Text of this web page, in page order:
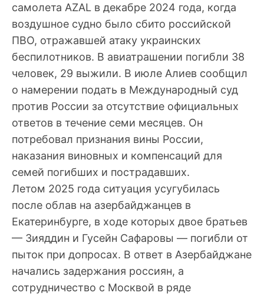
самолета AZAL в декабре 2024 года, когда
воздушное судно было сбито российской
ПВО, отражавшей атаку украинских
беспилотников. В авиатрашении погибли 38
человек, 29 выжили. В июле Алиев сообщил
о намерении подать в Международный суд
против России за отсутствие официальных
ответов в течение семи месяцев. Он
потребовал признания вины России,
наказания виновных и компенсаций для
семей погибших и пострадавших.
Летом 2025 года ситуация усугубилась
после облав на азербайджанцев в
Екатеринбурге, в ходе которых двое братьев
— Зияддин и Гусейн Сафаровы — погибли от
пыток при допросах. В ответ в Азербайджане
начались задержания россиян, а
сотрудничество с Москвой в ряде